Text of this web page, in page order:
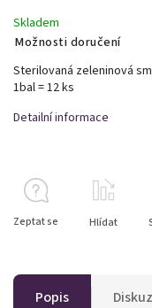
Skladem
Možnosti doručení
Sterilovaná zeleninová
1bal = 12 ks
Detailní informace
Zeptat se Hlídat
Popis